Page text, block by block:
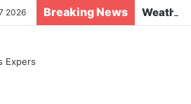
2026 Breaking News